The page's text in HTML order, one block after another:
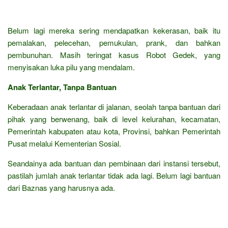
Belum lagi mereka sering mendapatkan kekerasan, baik itu
pemalakan, pelecehan, pemukulan, prank, dan bahkan
pembunuhan. Masih teringat kasus Robot Gedek, yang
menyisakan luka pilu yang mendalam.
Anak Terlantar, Tanpa Bantuan
Keberadaan anak terlantar di jalanan, seolah tanpa bantuan dari
pihak yang berwenang, baik di level kelurahan, kecamatan,
Pemerintah kabupaten atau kota, Provinsi, bahkan Pemerintah
Pusat melalui Kementerian Sosial.
Seandainya ada bantuan dan pembinaan dari instansi tersebut,
pastilah jumlah anak terlantar tidak ada lagi. Belum lagi bantuan
dari Baznas yang harusnya ada.